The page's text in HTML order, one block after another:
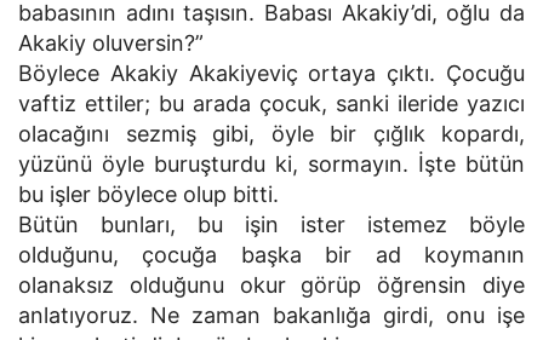
babasının adını taşısın. Babası Akakiy’di, oğlu da
Akakiy oluversin?”
Böylece Akakiy Akakiyeviç ortaya çıktı. Çocuğu
vaftiz ettiler; bu arada çocuk, sanki ileride yazıcı
olacağını sezmiş gibi, öyle bir çığlık kopardı,
yüzünü öyle buruşturdu ki, sormayın. İşte bütün
bu işler böylece olup bitti.
Bütün bunları, bu işin ister istemez böyle
olduğunu, çocuğa başka bir ad koymanın
olanaksız olduğunu okur görüp öğrensin diye
anlatıyoruz. Ne zaman bakanlığa girdi, onu işe